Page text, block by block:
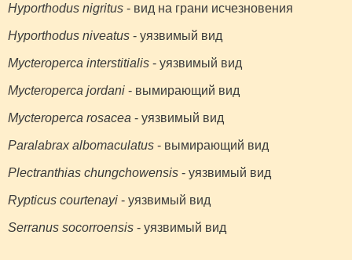
Hyporthodus nigritus - вид на грани исчезновения
Hyporthodus niveatus - уязвимый вид
Mycteroperca interstitialis - уязвимый вид
Mycteroperca jordani - вымирающий вид
Mycteroperca rosacea - уязвимый вид
Paralabrax albomaculatus - вымирающий вид
Plectranthias chungchowensis - уязвимый вид
Rypticus courtenayi - уязвимый вид
Serranus socorroensis - уязвимый вид